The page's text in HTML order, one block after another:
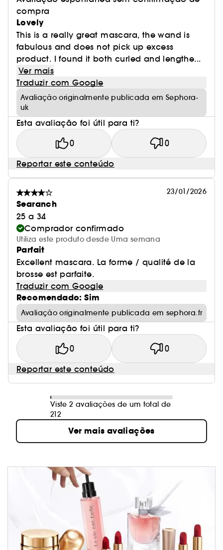
compra
Lovely
This is a really great mascara, the wand is
fabulous and does not pick up excess
product. I found it both curled and lengthe...
Ver mais
Traduzir com Google
Avaliação originalmente publicada em Sephora-
uk
Esta avaliação foi útil para ti?
0 0
Reportar este conteúdo
23/01/2026
Searanch
25 a 34
Comprador confirmado
Utiliza este produto desde Uma semana
Parfait
Excellent mascara. La forme / qualité de la
brosse est parfaite.
Traduzir com Google
Recomendado: Sim
Avaliação originalmente publicada em sephora.fr
Esta avaliação foi útil para ti?
0 0
Reportar este conteúdo
Viste 2 avaliações de um total de
212
Ver mais avaliações